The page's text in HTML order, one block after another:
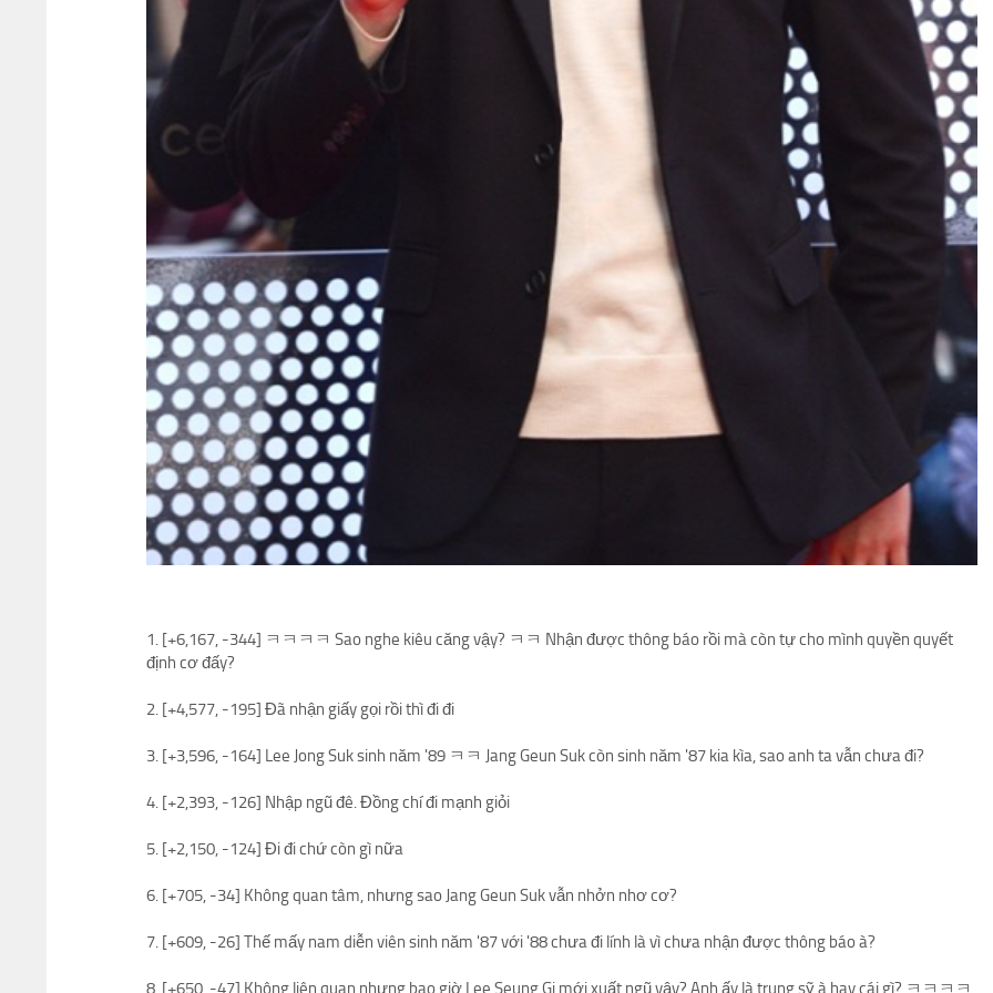
1. [+6,167, -344] ㅋㅋㅋㅋ Sao nghe kiêu căng vậy? ㅋㅋ Nhận được thông báo rồi mà còn tự cho mình quyền quyết
định cơ đấy?
2. [+4,577, -195] Đã nhận giấy gọi rồi thì đi đi
3. [+3,596, -164] Lee Jong Suk sinh năm '89 ㅋㅋ Jang Geun Suk còn sinh năm '87 kia kìa, sao anh ta vẫn chưa đi?
4. [+2,393, -126] Nhập ngũ đê. Đồng chí đi mạnh giỏi
5. [+2,150, -124] Đi đi chứ còn gì nữa
6. [+705, -34] Không quan tâm, nhưng sao Jang Geun Suk vẫn nhởn nhơ cơ?
7. [+609, -26] Thế mấy nam diễn viên sinh năm '87 với '88 chưa đi lính là vì chưa nhận được thông báo à?
8. [+650, -47] Không liên quan nhưng bao giờ Lee Seung Gi mới xuất ngũ vậy? Anh ấy là trung sỹ à hay cái gì? ㅋㅋㅋㅋ